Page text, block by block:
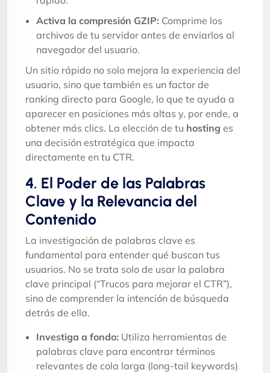
Activa la compresión GZIP: Comprime los
archivos de tu servidor antes de enviarlos al
navegador del usuario.
Un sitio rápido no solo mejora la experiencia del
usuario, sino que también es un factor de
ranking directo para Google, lo que te ayuda a
aparecer en posiciones más altas y, por ende, a
obtener más clics. La elección de tu hosting es
una decisión estratégica que impacta
directamente en tu CTR.
4. El Poder de las Palabras
Clave y la Relevancia del
Contenido
La investigación de palabras clave es
fundamental para entender qué buscan tus
usuarios. No se trata solo de usar la palabra
clave principal (“Trucos para mejorar el CTR”),
sino de comprender la intención de búsqueda
detrás de ella.
Investiga a fondo: Utiliza herramientas de
palabras clave para encontrar términos
relevantes de cola larga (long-tail keywords)